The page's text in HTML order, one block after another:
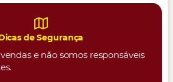
de Segurança
e não somos responsáveis